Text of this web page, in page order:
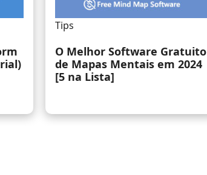
Tips
O Melhor Software Gratuito
de Mapas Mentais em 2024
[5 na Lista]